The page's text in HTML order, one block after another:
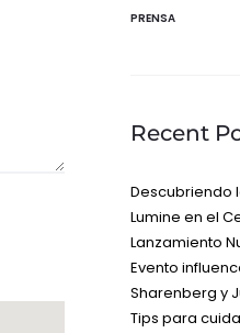
PRENSA
Recent
Descubriendo
Lumine en el
Lanzamiento
Evento
Sharenberg y
Tips para